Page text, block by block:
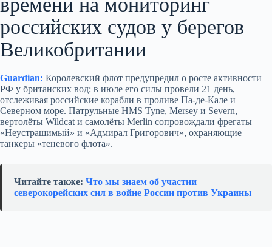
российских судов у берегов
Великобритании
Guardian: Королевский флот предупредил о росте активности
РФ у британских вод: в июле его силы провели 21 день,
отслеживая российские корабли в проливе Па-де-Кале и
Северном море. Патрульные HMS Tyne, Mersey и Severn,
вертолёты Wildcat и самолёты Merlin сопровождали фрегаты
«Неустрашимый» и «Адмирал Григорович», охраняющие
танкеры «теневого флота».
Читайте также: Что мы знаем об участии
северокорейских сил в войне России против Украины